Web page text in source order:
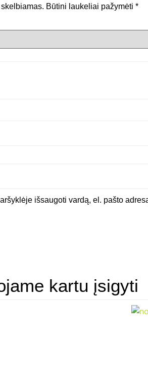
Būtini laukeliai pažymėti *
išsaugoti vardą, el. pašto
kartu įsigyti